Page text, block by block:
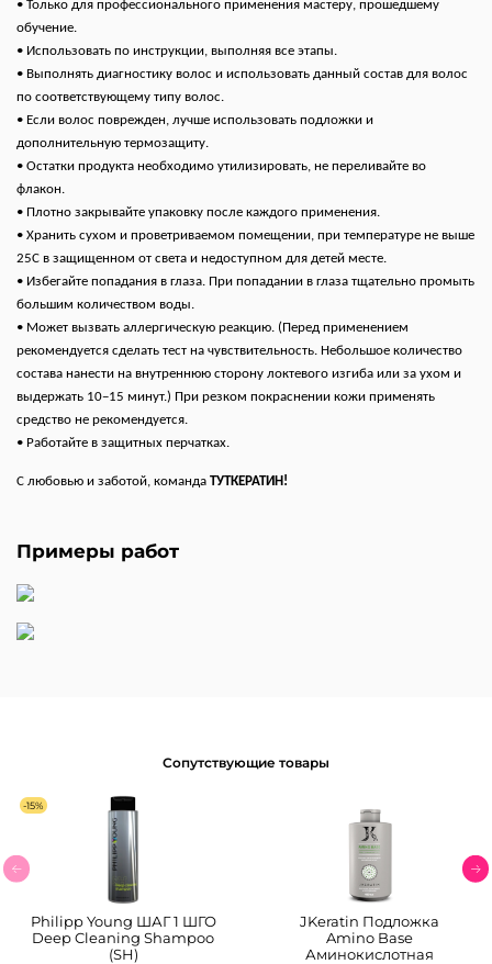
• Только для профессионального применения мастеру, прошедшему
обучение.
• Использовать по инструкции, выполняя все этапы.
• Выполнять диагностику волос и использовать данный состав для волос
по соответствующему типу волос.
• Если волос поврежден, лучше использовать подложки и
дополнительную термозащиту.
• Остатки продукта необходимо утилизировать, не переливайте во
флакон.
• Плотно закрывайте упаковку после каждого применения.
• Хранить сухом и проветриваемом помещении, при температуре не выше
25С в защищенном от света и недоступном для детей месте.
• Избегайте попадания в глаза. При попадании в глаза тщательно промыть
большим количеством воды.
• Может вызвать аллергическую реакцию. (Перед применением
рекомендуется сделать тест на чувствительность. Небольшое количество
состава нанести на внутреннюю сторону локтевого изгиба или за ухом и
выдержать 10−15 минут.) При резком покраснении кожи применять
средство не рекомендуется.
• Работайте в защитных перчатках.
С любовью и заботой, команда ТУТКЕРАТИН!
Примеры работ
Сопутствующие товары
-15%
Philipp Young ШАГ 1 ШГО
Deep Cleaning Shampoo
(SH)
JKeratin Подложка
Amino Base
Аминокислотная